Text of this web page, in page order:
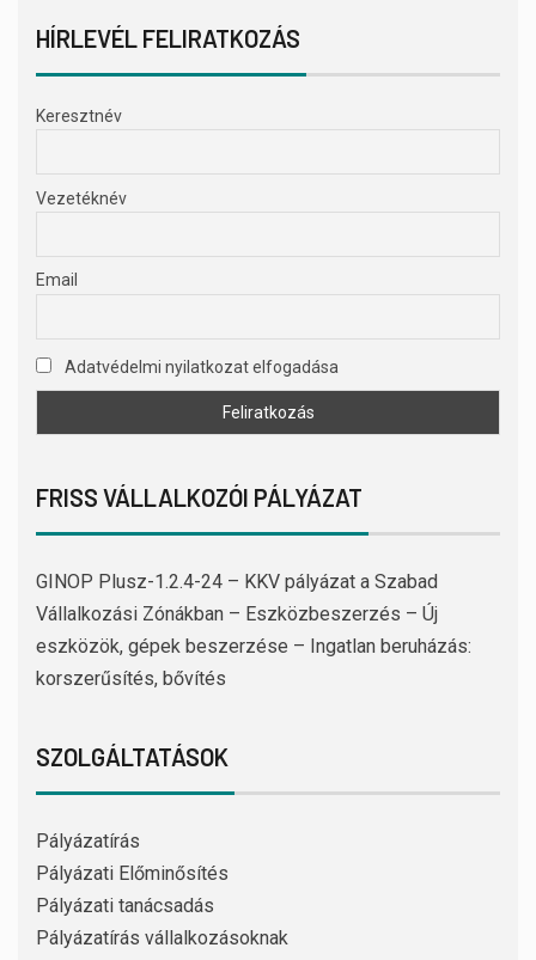
HÍRLEVÉL FELIRATKOZÁS
Keresztnév
Vezetéknév
Email
Adatvédelmi nyilatkozat elfogadása
FRISS VÁLLALKOZÓI PÁLYÁZAT
GINOP Plusz-1.2.4-24 – KKV pályázat a Szabad
Vállalkozási Zónákban – Eszközbeszerzés – Új
eszközök, gépek beszerzése – Ingatlan beruházás:
korszerűsítés, bővítés
SZOLGÁLTATÁSOK
Pályázatírás
Pályázati Előminősítés
Pályázati tanácsadás
Pályázatírás vállalkozásoknak